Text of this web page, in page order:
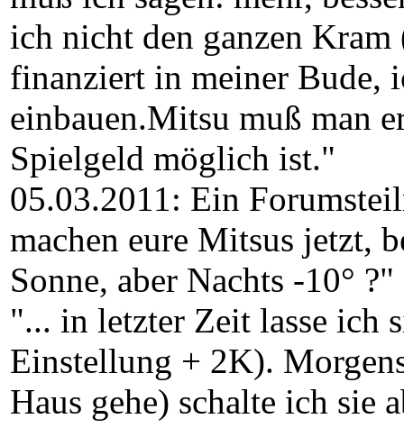
ich nicht den ganzen
finanziert in meiner Bude,
einbauen.Mitsu muß man
Spielgeld möglich ist."
05.03.2011: Ein
machen eure Mitsus jetzt,
Sonne, aber Nachts -10° ?"
"... in letzter Zeit lasse ich
Einstellung + 2K).
Haus gehe) schalte ich sie